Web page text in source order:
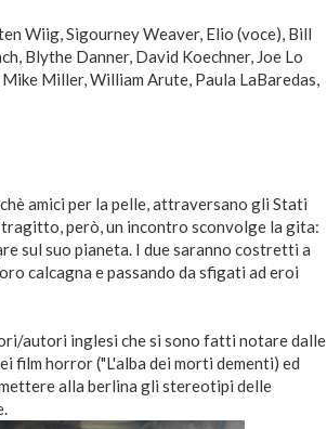
Wiig, Sigourney Weaver, Elio (voce), Bill
Blythe Danner, David Koechner, Joe Lo
Miller, William Arute, Paula LaBaredas,
amici per la pelle, attraversano gli Stati
però, un incontro sconvolge la gita:
sul suo pianeta. I due saranno costretti a
calcagna e passando da sfigati ad eroi
autori inglesi che si sono fatti notare dalle
horror ("L'alba dei morti dementi) ed
alla berlina gli stereotipi delle